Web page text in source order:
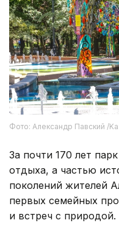
Фото: Александр Павский /
За почти 170 лет
отдыха, а частью
поколений жителей
первых семейных
и встреч с природой.